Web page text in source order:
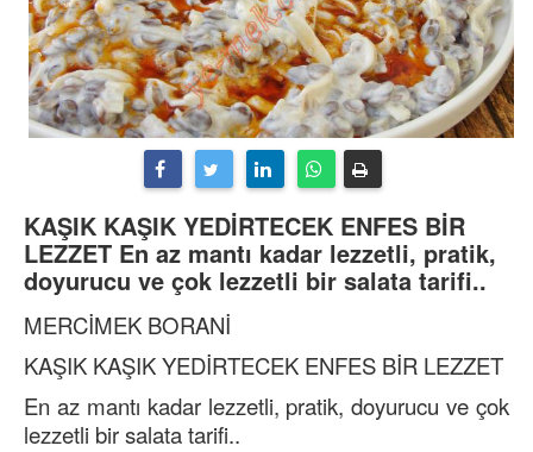
KAŞIK KAŞIK YEDİRTECEK ENFES BİR
LEZZET En az mantı kadar lezzetli, pratik,
doyurucu ve çok lezzetli bir salata tarifi..
MERCİMEK BORANİ
KAŞIK KAŞIK YEDİRTECEK ENFES BİR LEZZET
En az mantı kadar lezzetli, pratik, doyurucu ve çok
lezzetli bir salata tarifi..